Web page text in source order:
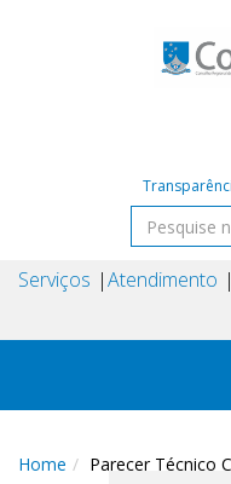
Serviços Atendimento
Home Parecer Técnico